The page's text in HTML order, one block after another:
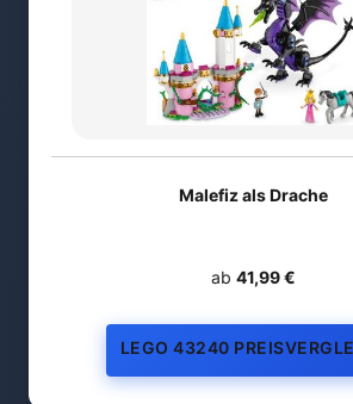
Malefiz als Drache
ab 41,99 €
LEGO 43240